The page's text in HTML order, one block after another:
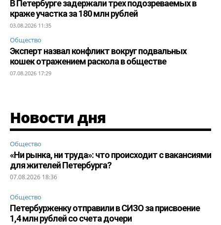
В Петербурге задержали трех подозреваемых в
краже участка за 180 млн рублей
03.08.2026 11:35
Общество
Эксперт назвал конфликт вокруг подвальных
кошек отражением раскола в обществе
07.08.2026 17:29
Новости дня
Общество
«Ни рынка, ни труда»: что происходит с вакансиями
для жителей Петербурга?
07.08.2026 18:36
Общество
Петербурженку отправили в СИЗО за присвоение
1,4 млн рублей со счета дочери